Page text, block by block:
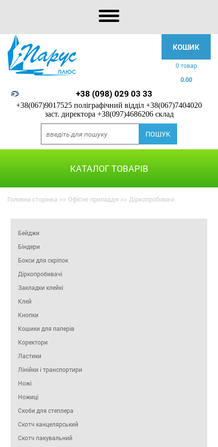
КОШИК
0 товар
0.00
+38 (098) 029 03 33
+38(067)9017525 поліграфічний відділ +38(067)7404020
заст. директора +38(097)4686206 склад
КАТАЛОГ ТОВАРІВ
Головна сторінка >> Офісне приладдя >> Діркопробивачі
Бейджи
Біндери
Бокси для скріпок
Діркопробивачі
Закладки клейкі
Клей
Кнопки
Кошики для паперів
Коректори
Ластики
Лінійки і транспортири
Ножі
Ножиці
Скоби для степлера
Скотч канцелярський
Скотч пакувальний